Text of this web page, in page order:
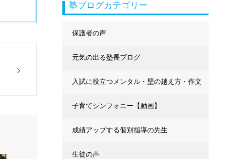
塾ブログカテゴリー
保護者の声
元気の出る塾長ブログ
入試に役立つメンタル・壁の越え方・作文
に強くなる
子育てシンフォニー【動画】
成績アップする個別指導の先生
生徒の声